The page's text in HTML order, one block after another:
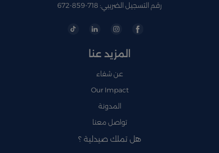
رقم التسجيل الضريبي: 718-859-672
المزيد عنا
عن شفاء
Our Impact
المدونة
تواصل معنا
هل تملك صيدلية ؟